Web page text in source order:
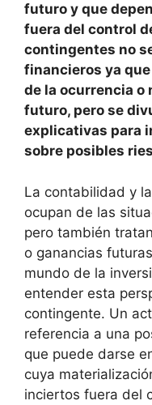
futuro y que
fuera del control
contingentes no
financieros ya
de la ocurrencia o
futuro, pero se
explicativas para
sobre posibles
La contabilidad y
ocupan de las
pero también
o ganancias
mundo de la
entender esta
contingente. Un
referencia a una
que puede darse
cuya
inciertos fuera del